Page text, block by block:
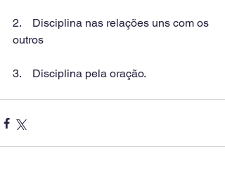
2.    Disciplina nas relações uns com os
outros
3.    Disciplina pela oração.